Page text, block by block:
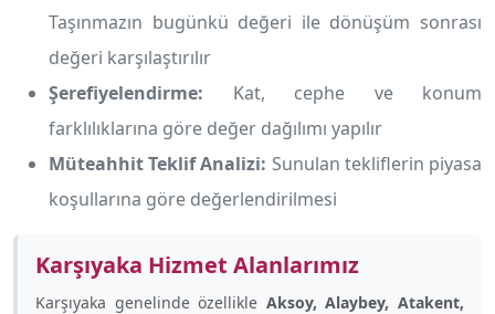
Taşınmazın bugünkü değeri ile dönüşüm sonrası
değeri karşılaştırılır
Şerefiyelendirme: Kat, cephe ve konum
farklılıklarına göre değer dağılımı yapılır
Müteahhit Teklif Analizi: Sunulan tekliflerin piyasa
koşullarına göre değerlendirilmesi
Karşıyaka Hizmet Alanlarımız
Karşıyaka genelinde özellikle Aksoy, Alaybey, Atakent,